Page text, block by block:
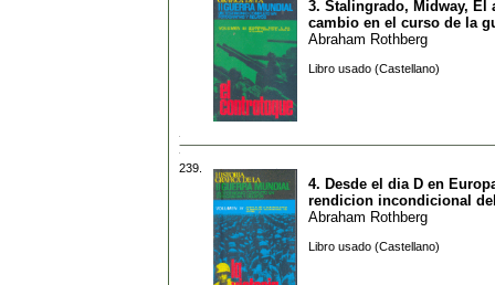
3. Stalingrado, Midway, El
cambio en el curso de la
Abraham Rothberg
Libro usado (Castellano)
239.
4. Desde el dia D en
rendicion incondicional
Abraham Rothberg
Libro usado (Castellano)